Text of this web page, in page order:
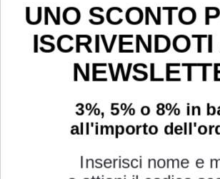
Youtube
UNO SCONTO
3%, 5% o 8% in
all'importo
Inserisci nome e